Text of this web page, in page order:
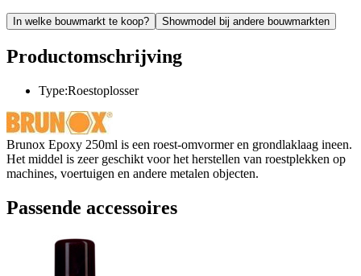
In welke bouwmarkt te koop? Showmodel bij andere bouwmarkten
Productomschrijving
Type:Roestoplosser
Brunox Epoxy 250ml is een roest-omvormer en grondlaklaag ineen.
Het middel is zeer geschikt voor het herstellen van roestplekken op
machines, voertuigen en andere metalen objecten.
Passende accessoires